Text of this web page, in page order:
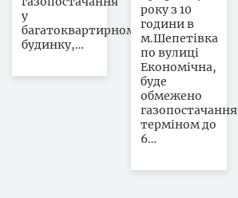
у
багатоквартирному
будинку,…
року з 10
години в
м.Шепетівка
по вулиці
Економічна,
буде
обмежено
газопостачання
терміном до
6…